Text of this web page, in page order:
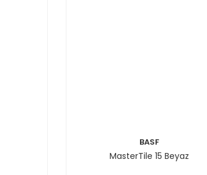
BASF
MasterTile 15 Beyaz